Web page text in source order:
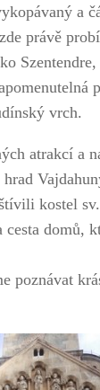
a
právě
vrch.
atrakcí a
kostel
domů,
poznávat